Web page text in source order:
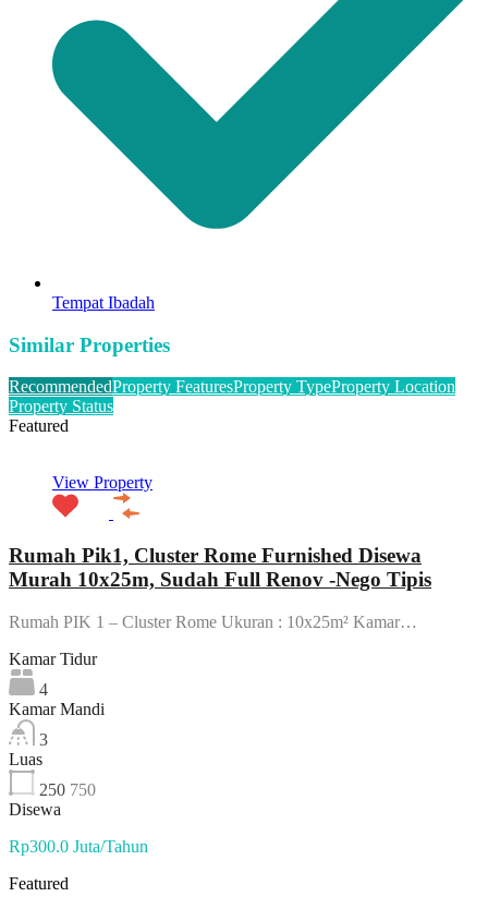
Tempat Ibadah
Similar Properties
RecommendedProperty FeaturesProperty TypeProperty Location
Property Status
Featured
View Property
Rumah Pik1, Cluster Rome Furnished Disewa
Murah 10x25m, Sudah Full Renov -Nego Tipis
Rumah PIK 1 – Cluster Rome Ukuran : 10x25m² Kamar…
Kamar Tidur
4
Kamar Mandi
3
Luas
250 750
Disewa
Rp300.0 Juta/Tahun
Featured